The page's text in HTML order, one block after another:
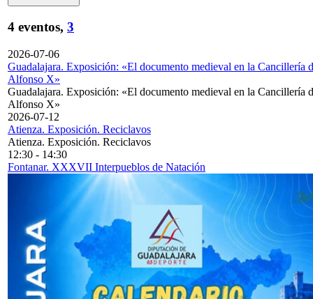
4 eventos, 3
2026-07-06
Guadalajara. Exposición: «El documento medieval en la Cancillería
Alfonso X»
Guadalajara. Exposición: «El documento medieval en la Cancillería
Alfonso X»
2026-07-12
Atienza. Exposición. Reciclavos
Atienza. Exposición. Reciclavos
12:30 - 14:30
Fontanar. XXXVII Interpueblos de Natación